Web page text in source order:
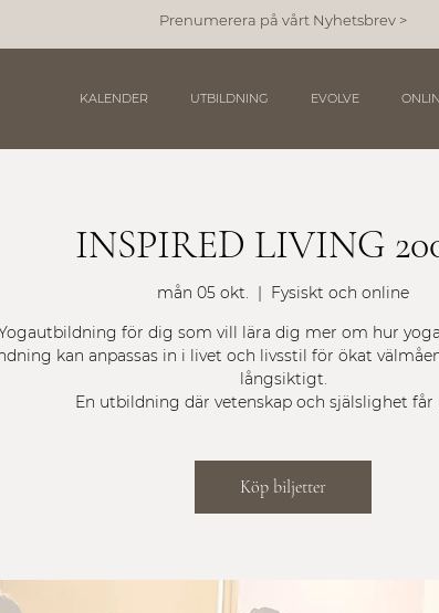
Prenumerera på vårt Nyhetsbrev >
KALENDER UTBILDNING EVOLVE
INSPIRED LIVING
mån 05 okt.
  |
Fysiskt och online
för dig som vill lära dig mer om hur
kan anpassas in i livet och livsstil för ökat
långsiktigt.
En utbildning där vetenskap och själslighet får
Köp biljetter